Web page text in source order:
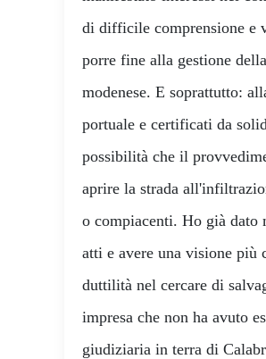
di difficile comprensione e
porre fine alla gestione
modenese. E soprattutto:
portuale e certificati da
possibilità che il
aprire la strada
o compiacenti. Ho già dato
atti e avere una visione più
duttilità nel cercare di
impresa che non ha avuto
giudiziaria in terra di